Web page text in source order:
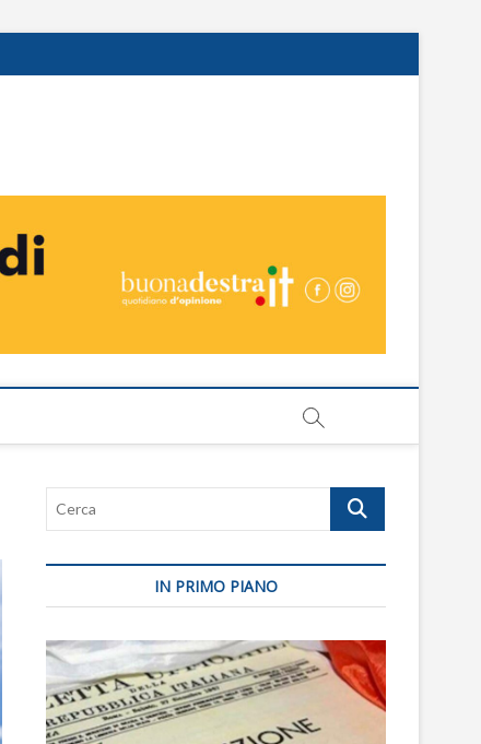
Cerca
IN PRIMO PIANO